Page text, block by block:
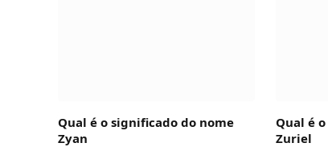
Qual é o significado do nome
Zyan
Qual é
Zuriel